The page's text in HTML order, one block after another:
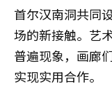
首尔汉南洞共同
场的新接触。艺
普遍现象，画廊
实现实用合作。